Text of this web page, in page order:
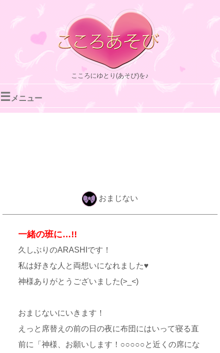
こころにゆとり(あそび)を♪
☰ メニュー
おまじない
一緒の班に…!!
久しぶりのARASHIです！
私は好きな人と両想いになれました♥
神様ありがとうございました(>_<)
おまじないにいきます！
えっと席替えの前の日の夜に布団にはいって寝る直
前に「神様、お願いします！○○○○○と近くの席にな